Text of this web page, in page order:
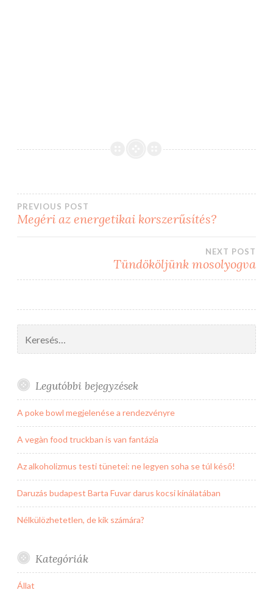
Bejegyzés
PREVIOUS POST
Megéri az energetikai korszerűsítés?
NEXT POST
Tündököljünk mosolyogva
Legutóbbi bejegyzések
A poke bowl megjelenése a rendezvényre
A vegàn food truckban is van fantázia
Az alkoholizmus testi tünetei: ne legyen soha se túl késő!
Daruzás budapest Barta Fuvar darus kocsi kínálatában
Nélkülözhetetlen, de kik számára?
Kategóriák
Állat